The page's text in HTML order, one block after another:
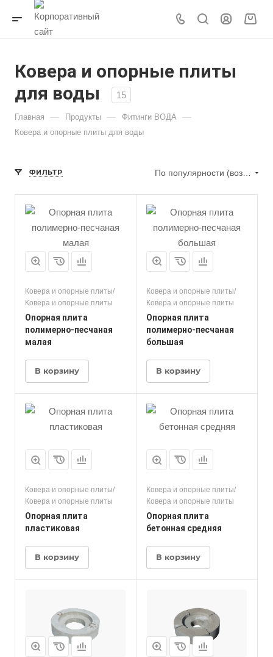
Ковера и опорные плиты
для воды
15
Главная — Продукты — Фитинги ВОДА —
Ковера и опорные плиты для воды
ФИЛЬТР
Ковера и опорные плиты/
Ковера и опорные плиты
Опорная плита
полимерно-песчаная
малая
В корзину
Ковера и опорные плиты/
Ковера и опорные плиты
Опорная плита
полимерно-песчаная
большая
В корзину
Ковера и опорные плиты/
Ковера и опорные плиты
Опорная плита
пластиковая
В корзину
Ковера и опорные плиты/
Ковера и опорные плиты
Опорная плита
бетонная средняя
В корзину